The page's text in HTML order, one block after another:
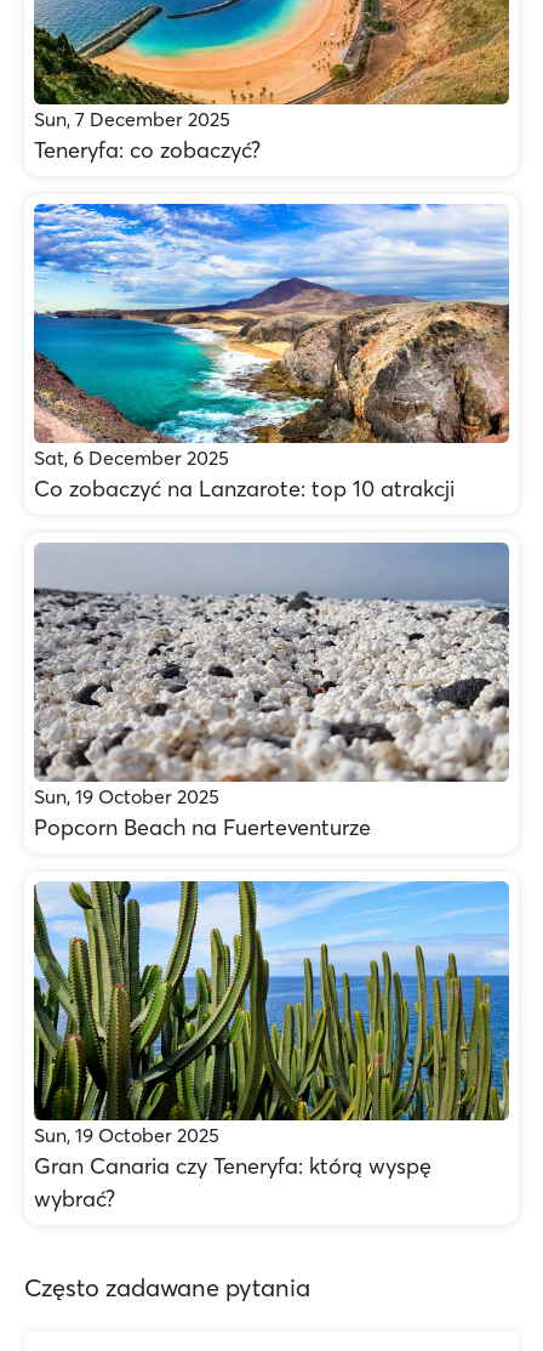
Sun, 7 December 2025
Teneryfa: co zobaczyć?
Sat, 6 December 2025
Co zobaczyć na Lanzarote: top 10 atrakcji
Sun, 19 October 2025
Popcorn Beach na Fuerteventurze
Sun, 19 October 2025
Gran Canaria czy Teneryfa: którą wyspę
wybrać?
Często zadawane pytania